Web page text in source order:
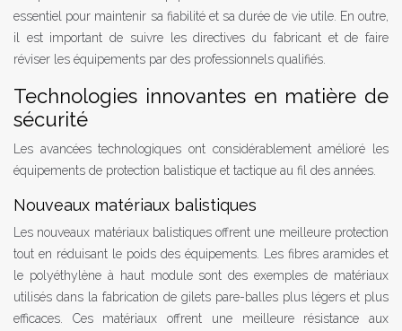
essentiel pour maintenir sa fiabilité et sa durée de vie utile. En outre,
il est important de suivre les directives du fabricant et de faire
réviser les équipements par des professionnels qualifiés.
Technologies innovantes en matière de
sécurité
Les avancées technologiques ont considérablement amélioré les
équipements de protection balistique et tactique au fil des années.
Nouveaux matériaux balistiques
Les nouveaux matériaux balistiques offrent une meilleure protection
tout en réduisant le poids des équipements. Les fibres aramides et
le polyéthylène à haut module sont des exemples de matériaux
utilisés dans la fabrication de gilets pare-balles plus légers et plus
efficaces. Ces matériaux offrent une meilleure résistance aux